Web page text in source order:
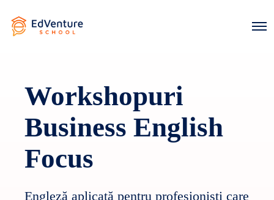
O
Workshopuri
Business English
Focus
Engleză aplicată pentru profesioniști care